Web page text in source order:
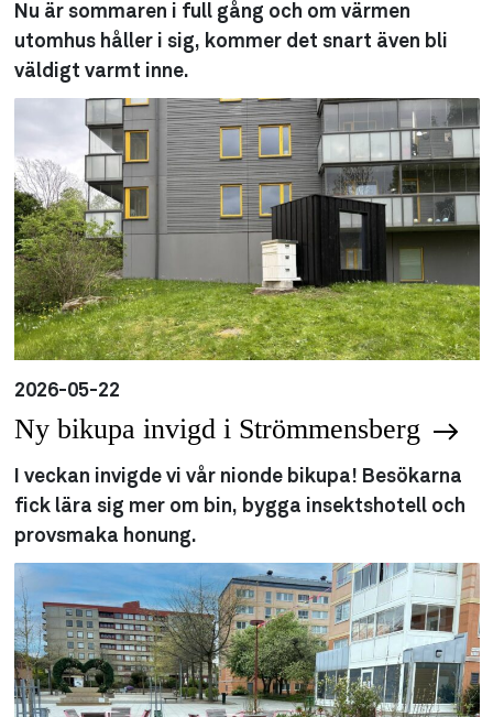
Nu är sommaren i full gång och om värmen
utomhus håller i sig, kommer det snart även bli
väldigt varmt inne.
2026-05-22
Ny bikupa invigd i Strömmensberg
I veckan invigde vi vår nionde bikupa! Besökarna
fick lära sig mer om bin, bygga insektshotell och
provsmaka honung.